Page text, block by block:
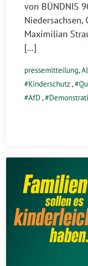
von BÜNDNIS
Niedersachsen,
Maximilian
[…]
pressemitteilung,
Kinderschutz ,
AfD ,